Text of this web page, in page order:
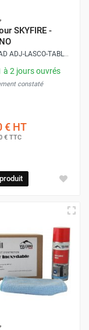
SKYFIRE -
ADJ-LASCO-TABLE-1
à 2 jours ouvrés
constaté
€ HT
€ TTC